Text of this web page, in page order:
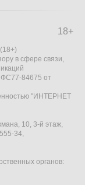
18+
в сфере связи,
ФС77-84675 от
"ИНТЕРНЕТ
10, 3-й этаж,
34,
органов: